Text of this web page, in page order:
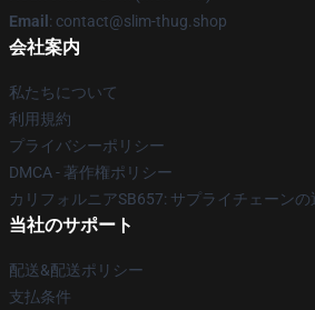
Email : contact@slim-thug.shop
会社案内
私たちについて
利用規約
プライバシーポリシー
DMCA - 著作権ポリシー
カリフォルニアSB657: サプライチェーンの
当社のサポート
配送&配送ポリシー
支払条件